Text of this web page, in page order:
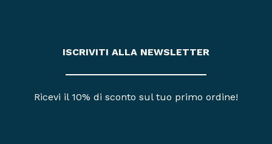
ISCRIVITI ALLA NEWSLETTER
Ricevi il 10% di sconto sul tuo primo ordine!